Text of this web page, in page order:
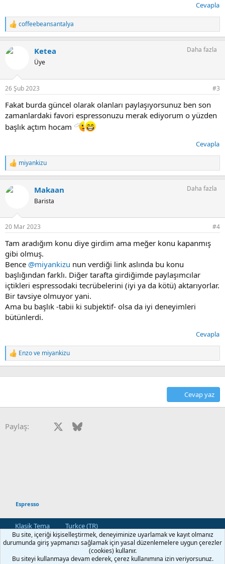
Cevapla
T
e
k
:
coffeebeansantalya
Ketea
Üye
Daha fazla
26 Şub 2023 #3
Fakat burda güncel olarak olanları paylaşıyorsunuz ben son
zamanlardaki favori espressonuzu merak ediyorum o yüzden
başlık açtım hocam
Cevapla
T
e
k
:
miyankizu
Makaan
Barista
Daha fazla
20 Mar 2023 #4
Tam aradığım konu diye girdim ama meğer konu kapanmış
gibi olmuş.
Bence @miyankizu nun verdiği link aslında bu konu
başlığından farklı. Diğer tarafta girdiğimde paylaşımcılar
içtikleri espressodaki tecrübelerini (iyi ya da kötü) aktarıyorlar.
Bir tavsiye olmuyor yani.
Ama bu başlık -tabii ki subjektif- olsa da iyi deneyimleri
bütünlerdi.
Cevapla
T
e
Enzove miyankizu
Cevap yaz
Paylaş: Facebook Bluesky
Espresso
Klasik Tema
Turkce (TR)
Bize Ulaşın
Kullanım ve Şartlar Gizlilik Politikası
Yardım
R
S
Bu site, içeriği kişiselleştirmek, deneyiminize uyarlamak ve kayıt olmanız
durumunda giriş yapmanızı sağlamak için yasal düzenlemelere uygun çerezler
(cookies) kullanır.
Bu siteyi kullanmaya devam ederek, çerez kullanımına izin veriyorsunuz.